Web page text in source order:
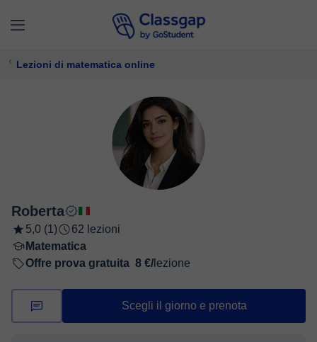
Lezioni di matematica online
Roberta
5,0 (1)
62 lezioni
Matematica
Offre prova gratuita 8 €/ lezione
Scegli il giorno e prenota